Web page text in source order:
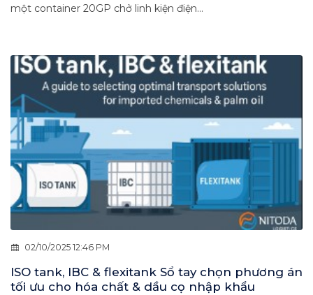
một container 20GP chở linh kiện điện...
02/10/2025 12:46 PM
ISO tank, IBC & flexitank Sổ tay chọn phương án
tối ưu cho hóa chất & dầu cọ nhập khẩu